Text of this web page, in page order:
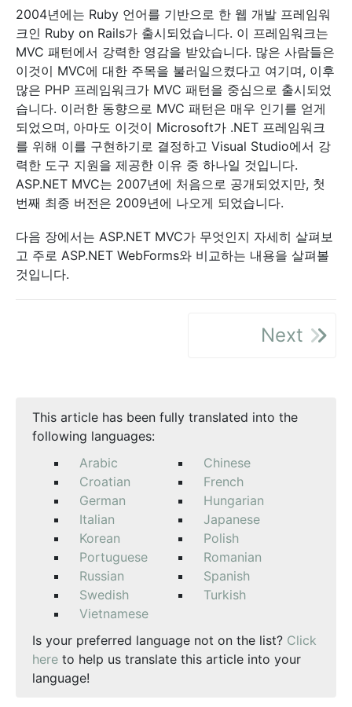
2004년에는 Ruby 언어를 기반으로 한 웹 개발 프레임워
크인 Ruby on Rails가 출시되었습니다. 이 프레임워크는
MVC 패턴에서 강력한 영감을 받았습니다. 많은 사람들은
이것이 MVC에 대한 주목을 불러일으켰다고 여기며, 이후
많은 PHP 프레임워크가 MVC 패턴을 중심으로 출시되었
습니다. 이러한 동향으로 MVC 패턴은 매우 인기를 얻게
되었으며, 아마도 이것이 Microsoft가 .NET 프레임워크
를 위해 이를 구현하기로 결정하고 Visual Studio에서 강
력한 도구 지원을 제공한 이유 중 하나일 것입니다.
ASP.NET MVC는 2007년에 처음으로 공개되었지만, 첫
번째 최종 버전은 2009년에 나오게 되었습니다.
다음 장에서는 ASP.NET MVC가 무엇인지 자세히 살펴보
고 주로 ASP.NET WebForms와 비교하는 내용을 살펴볼
것입니다.
Next
This article has been fully translated into the
following languages:
Arabic
Chinese
Croatian
French
German
Hungarian
Italian
Japanese
Korean
Polish
Portuguese
Romanian
Russian
Spanish
Swedish
Turkish
Vietnamese
Is your preferred language not on the list? Click
here to help us translate this article into your
language!